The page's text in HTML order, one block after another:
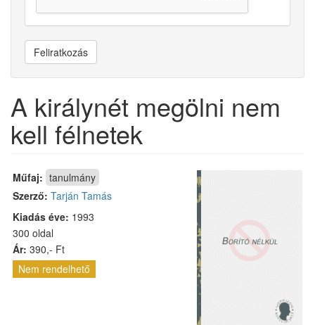
Feliratkozás
A királynét megölni nem
kell félnetek
Műfaj: tanulmány
Szerző: Tarján Tamás
Kiadás éve: 1993
300 oldal
Ár: 390,- Ft
Nem rendelhető